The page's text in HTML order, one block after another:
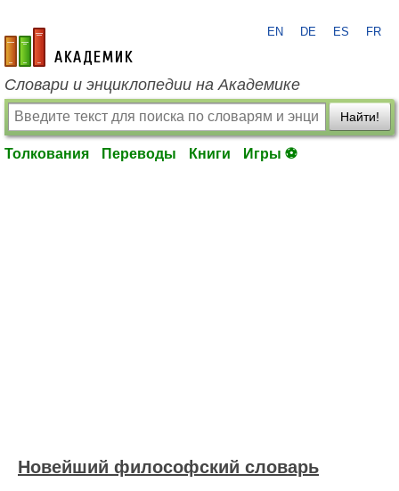
academic.ru
EN DE ES FR
Словари и энциклопедии на Академике
Найти!
Толкования Переводы Книги Игры ⚽
Новейший философский словарь